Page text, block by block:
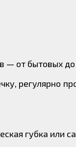
— от бытовых
регулярно
губка или